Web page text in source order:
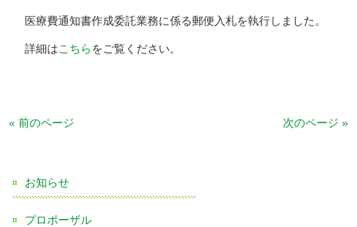
医療費通知書作成委託業務に係る郵便入札を執行しました。
詳細はこちらをご覧ください。
« 前のページ 次のページ »
お知らせ
プロポーザル